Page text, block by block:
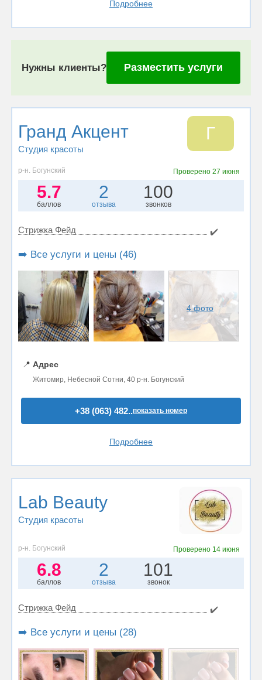
Подробнее
Нужны клиенты? Разместить услуги
Гранд Акцент
Студия красоты
Г
р-н. Богунский Проверено 27 июня
5.7
баллов
2
отзыва
100
звонков
Стрижка Фейд ✔️
➡️ Все услуги и цены (46)
4 фото
📍 Адрес
Житомир, Небесной Сотни, 40 р-н. Богунский
+38 (063) 482..показать номер
Подробнее
Lab Beauty
Студия красоты
р-н. Богунский Проверено 14 июня
6.8
баллов
2
отзыва
101
звонок
Стрижка Фейд ✔️
➡️ Все услуги и цены (28)